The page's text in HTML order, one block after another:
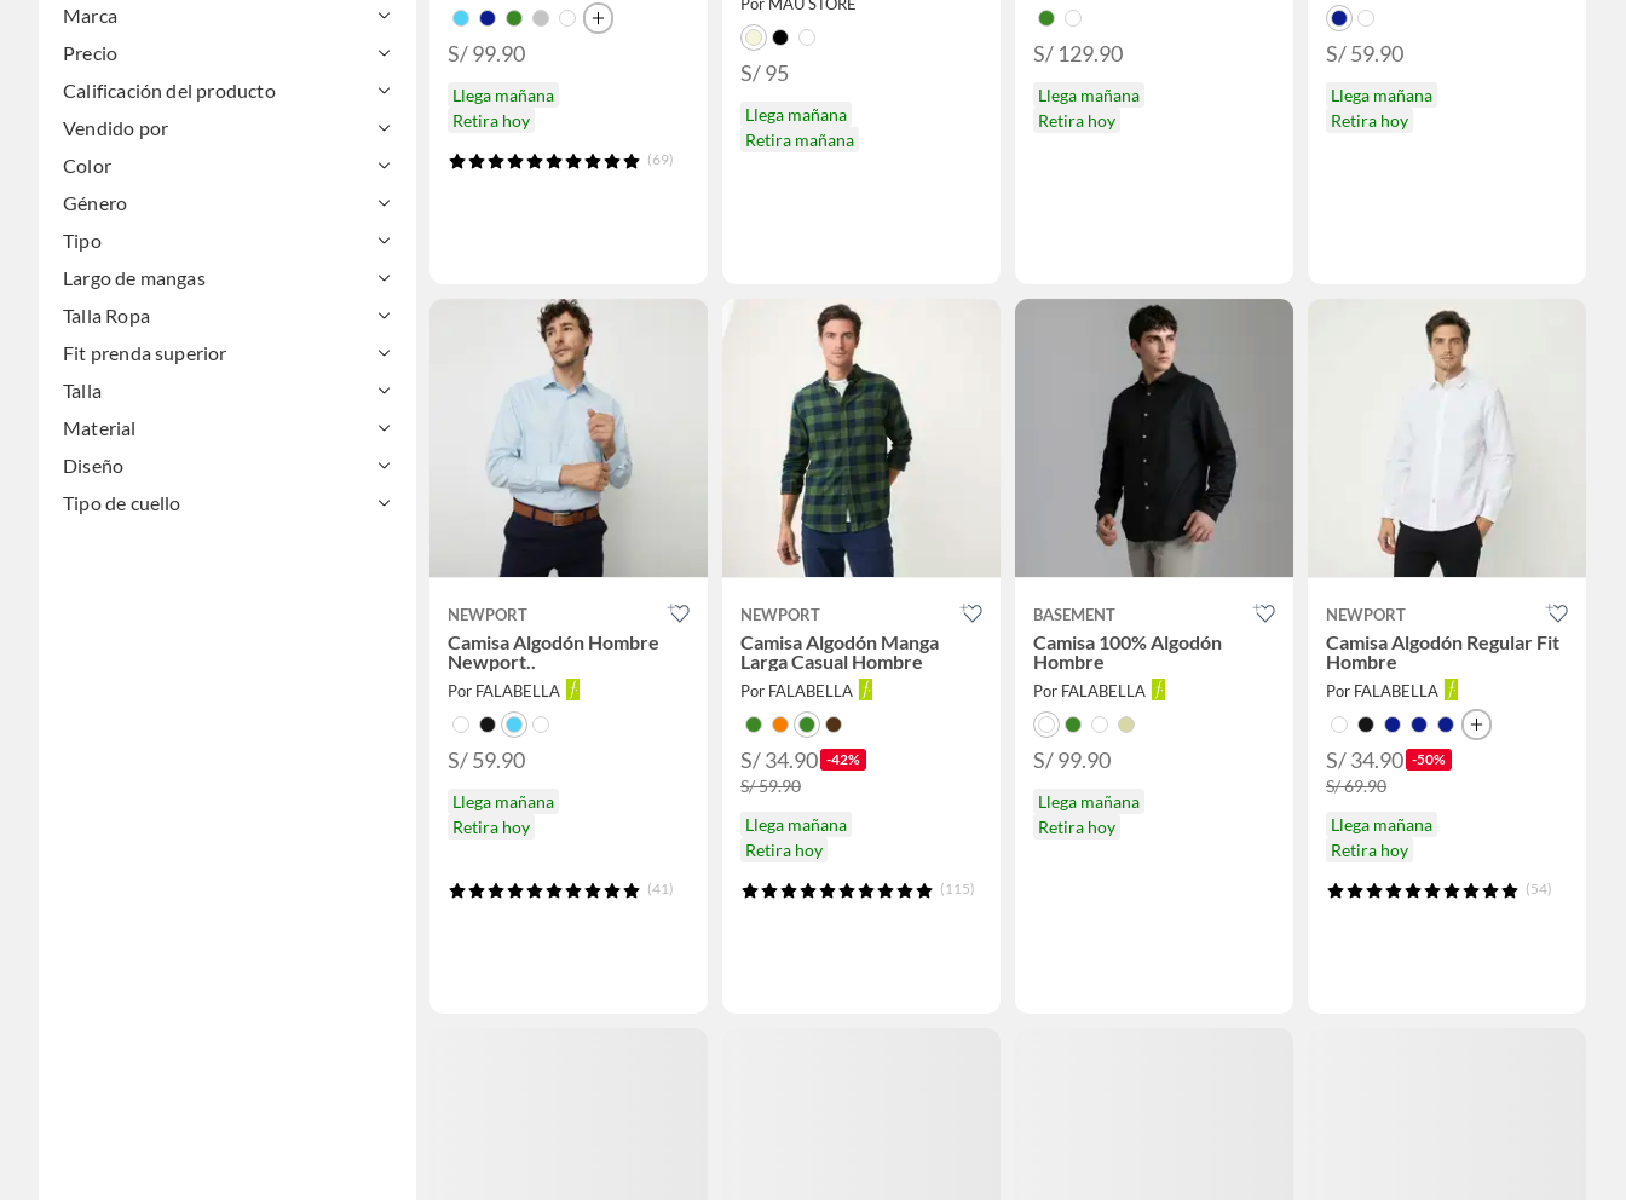
Marca
Precio
Calificación del producto
Vendido por
Color
Género
Tipo
Largo de mangas
Talla Ropa
Fit prenda superior
Talla
Material
Diseño
Tipo de cuello
S/ 99.90
Llega mañana
Retira hoy
(69)
S/ 95
Llega mañana
Retira mañana
S/ 129.90
Llega mañana
Retira hoy
S/ 59.90
Llega mañana
Retira hoy
NEWPORT
Camisa Algodón Hombre
Newport..
Por FALABELLA
S/ 59.90
Llega mañana
Retira hoy
(41)
NEWPORT
Camisa Algodón Manga
Larga Casual Hombre
Por FALABELLA
S/ 34.90 -42%
S/ 59.90
Llega mañana
Retira hoy
(115)
BASEMENT
Camisa 100% Algodón
Hombre
Por FALABELLA
S/ 99.90
Llega mañana
Retira hoy
NEWPORT
Camisa Algodón Regular Fit
Hombre
Por FALABELLA
S/ 34.90 -50%
S/ 69.90
Llega mañana
Retira hoy
(54)